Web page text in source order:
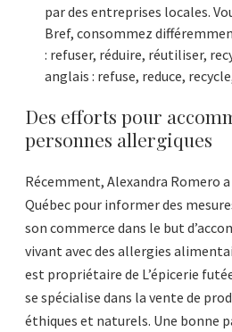
par des entreprises locales.
Bref, consommez
: refuser, réduire, réutiliser,
anglais : refuse, reduce,
Des efforts pour
personnes allergiques
Récemment, Alexandra Romero
Québec pour informer des
son commerce dans le but
vivant avec des allergies
est propriétaire de L’épicerie
se spécialise dans la vente de
éthiques et naturels. Une bonne